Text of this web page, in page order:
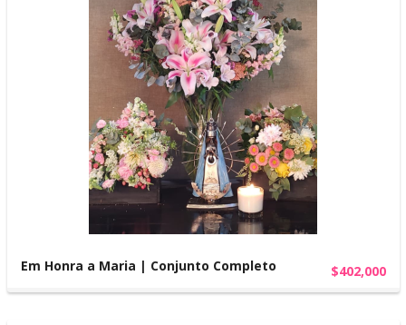
Em Honra a Maria | Conjunto Completo $402,000